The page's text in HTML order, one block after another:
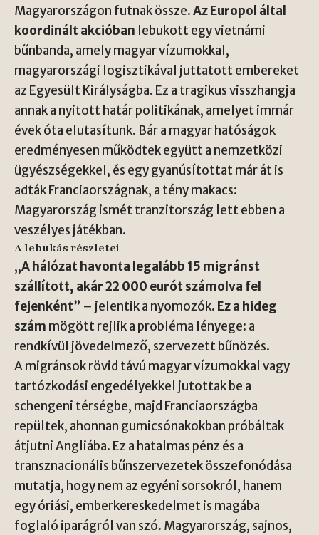
Magyarországon futnak össze.Az Europol által
koordinált akcióban lebukott egy vietnámi
bűnbanda, amely magyar vízumokkal,
magyarországi logisztikával juttatott embereket
az Egyesült Királyságba. Ez a tragikus visszhangja
annak a nyitott határ politikának, amelyet immár
évek óta elutasítunk. Bár a magyar hatóságok
eredményesen működtek együtt a nemzetközi
ügyészségekkel, és egy gyanúsítottat már át is
adták Franciaországnak, a tény makacs:
Magyarország ismét tranzitország lett ebben a
veszélyes játékban.
A lebukás részletei
„A hálózat havonta legalább 15 migránst
szállított, akár 22 000 eurót számolva fel
fejenként” – jelentik a nyomozók. Ez a hideg
szám mögött rejlik a probléma lényege: a
rendkívül jövedelmező, szervezett bűnözés.
A migránsok rövid távú magyar vízumokkal vagy
tartózkodási engedélyekkel jutottak be a
schengeni térségbe, majd Franciaországba
repültek, ahonnan gumicsónakokban próbáltak
átjutni Angliába. Ez a hatalmas pénz és a
transznacionális bűnszervezetek összefonódása
mutatja, hogy nem az egyéni sorsokról, hanem
egy óriási, emberkereskedelmet is magába
foglaló iparágról van szó. Magyarország, sajnos,